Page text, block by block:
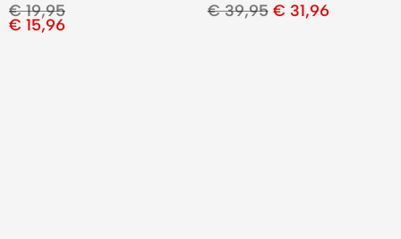
€19,95
€ 15,96
€39,95 € 31,96